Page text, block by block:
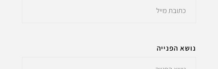
נושא הפנייה